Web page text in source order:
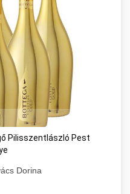
Pilisszentlászló Pest
Dorina